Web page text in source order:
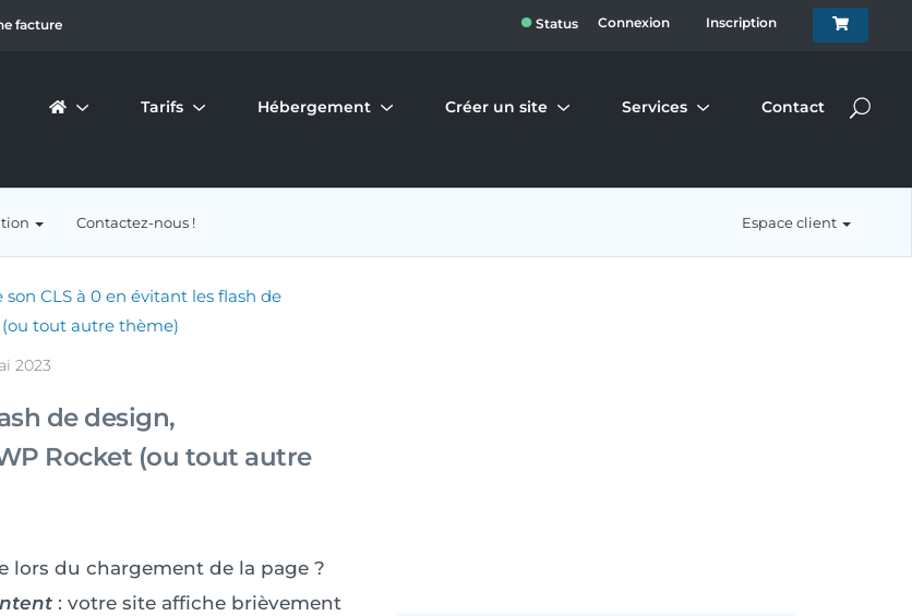
facture Inscription
Connexion
● Status
Tarifs Hébergement Créer un site Services Contact
Contactez-nous ! Espace client
son CLS à 0 en évitant les flash de
tout autre thème)
2023
de design,
Rocket (ou tout autre
lors du chargement de la page ?
: votre site affiche brièvement